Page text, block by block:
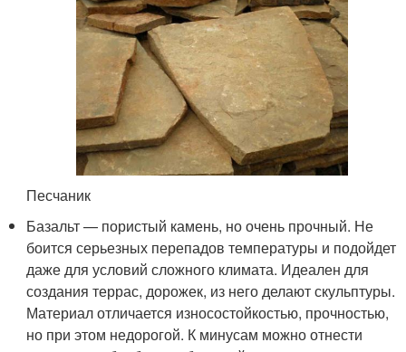
Песчаник
Базальт — пористый камень, но очень прочный. Не
боится серьезных перепадов температуры и подойдет
даже для условий сложного климата. Идеален для
создания террас, дорожек, из него делают скульптуры.
Материал отличается износостойкостью, прочностью,
но при этом недорогой. К минусам можно отнести